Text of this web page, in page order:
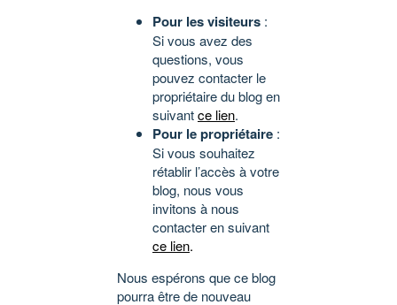
Pour les visiteurs :
Si vous avez des
questions, vous
pouvez contacter le
propriétaire du blog en
suivantce lien.
Pour le propriétaire :
Si vous souhaitez
rétablir l’accès à votre
blog, nous vous
invitons à nous
contacter en suivant
ce lien.
Nous espérons que ce blog
pourra être de nouveau